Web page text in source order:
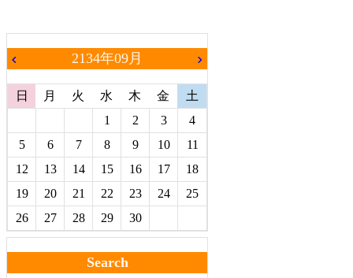
chevron_left 2134年09月 chevron_right
日 月 火 水 木 金
土
1
2 3
4
5
6 7 8 9 10
11
12
13 14 15 16 17
18
19
20 21 22 23 24
25
26
27 28 29 30
Search